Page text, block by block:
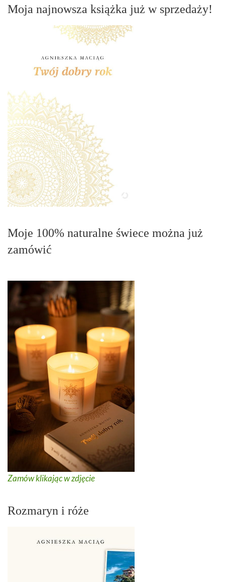
Moja najnowsza książka już w sprzedaży!
Moje 100% naturalne świece można już
zamówić
Zamów klikając w zdjęcie
Rozmaryn i róże